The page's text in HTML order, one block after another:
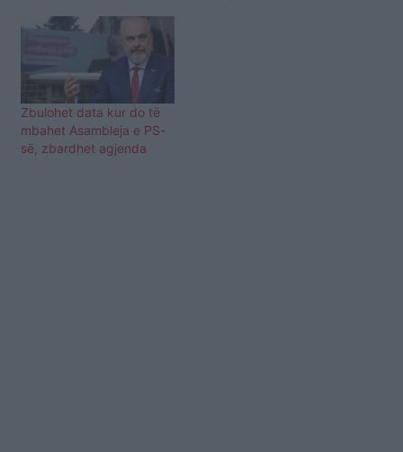
Zbulohet data kur do të
mbahet Asambleja e PS-
së, zbardhet agjenda